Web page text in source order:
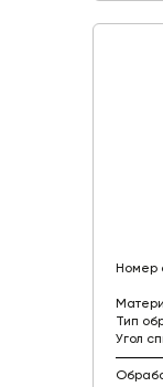
Номер
Тип
Угол